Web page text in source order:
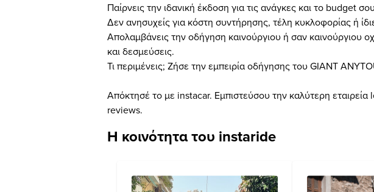
Παίρνεις την ιδανική έκδοση για τις ανάγκες και το budget
Δεν ανησυχείς για κόστη συντήρησης, τέλη κυκλοφορίας ή
Απολαμβάνεις την οδήγηση καινούργιου ή σαν καινούργιου
και δεσμεύσεις.
Τι περιμένεις; Ζήσε την εμπειρία οδήγησης του GIANT
Απόκτησέ το με instacar. Εμπιστεύσου την καλύτερη
reviews.
Η κοινότητα του instaride